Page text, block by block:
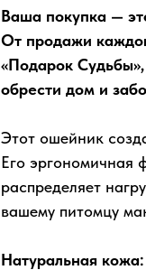
Ваша покупка —
От продажи
«Подарок
обрести дом и
Этот ошейник
Его эргономичная
распределяет
вашему питомцу
Натуральная кожа: